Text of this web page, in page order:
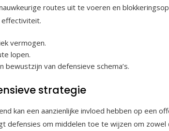
routes uit te voeren en
effectiviteit.
vermogen.
lopen.
van defensieve schema’s.
strategie
kan een aanzienlijke invloed hebben op een
defensies om middelen toe te wijzen om zowel